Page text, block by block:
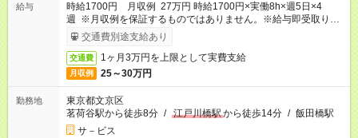
給与
時給1700円 月収例 27万円 時給1700円×実働8h×週5日×4
週 ※月収例を保証するものではありません。※給与即受取りサ
ービス利用可（利用条件有）
交通費別途支給あり
交通費 1ヶ月3万円を上限として実費支給
月収例 25～30万円
勤務地
東京都文京区
茗荷谷駅から徒歩8分 / 江戸川橋駅から徒歩14分 / 飯田橋駅
サ－ビス